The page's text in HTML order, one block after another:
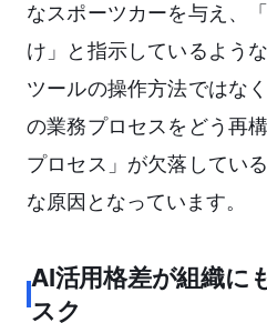
なスポーツカーを与え、
け」と指示しているよう
ツールの操作方法ではな
の業務プロセスをどう再
プロセス」が欠落してい
な原因となっています。
AI活用格差が組織に
スク